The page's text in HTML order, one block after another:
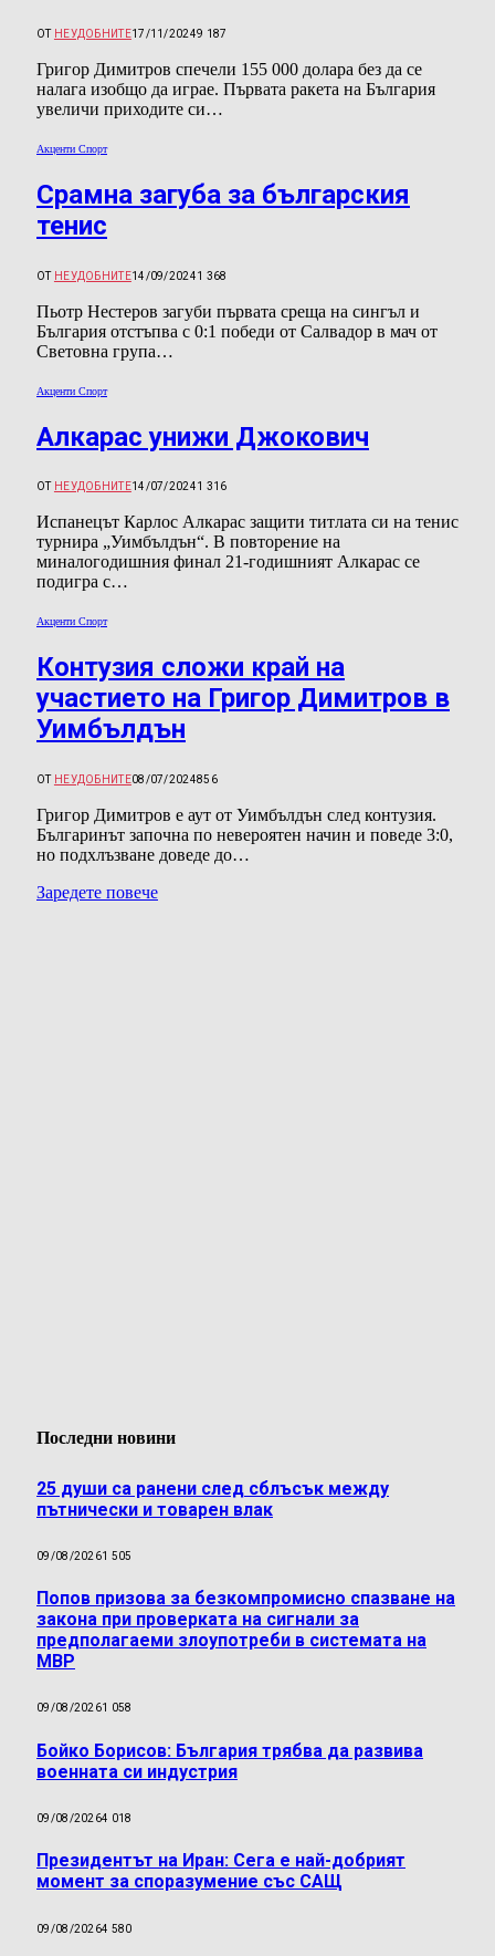
ОТ НЕУДОБНИТЕ17/11/20249 187
Григор Димитров спечели 155 000 долара без да се
налага изобщо да играе. Първата ракета на България
увеличи приходите си…
Акценти Спорт
Срамна загуба за българския
тенис
ОТ НЕУДОБНИТЕ14/09/20241 368
Пьотр Нестеров загуби първата среща на сингъл и
България отстъпва с 0:1 победи от Салвадор в мач от
Световна група…
Акценти Спорт
Алкарас унижи Джокович
ОТ НЕУДОБНИТЕ14/07/20241 316
Испанецът Карлос Алкарас защити титлата си на тенис
турнира „Уимбълдън“. В повторение на
миналогодишния финал 21-годишният Алкарас се
подигра с…
Акценти Спорт
Контузия сложи край на
участието на Григор Димитров в
Уимбълдън
ОТ НЕУДОБНИТЕ08/07/2024856
Григор Димитров е аут от Уимбълдън след контузия.
Българинът започна по невероятен начин и поведе 3:0,
но подхлъзване доведе до…
Заредете повече
Последни новини
25 души са ранени след сблъсък между
пътнически и товарен влак
09/08/20261 505
Попов призова за безкомпромисно спазване на
закона при проверката на сигнали за
предполагаеми злоупотреби в системата на
МВР
09/08/20261 058
Бойко Борисов: България трябва да развива
военната си индустрия
09/08/20264 018
Президентът на Иран: Сега е най-добрият
момент за споразумение със САЩ
09/08/20264 580